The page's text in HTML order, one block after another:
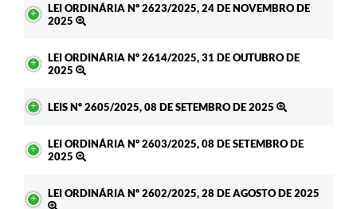
LEI ORDINÁRIA Nº 2623/2025, 24 DE NOVEMBRO DE
2025
LEI ORDINÁRIA Nº 2614/2025, 31 DE OUTUBRO DE
2025
LEIS Nº 2605/2025, 08 DE SETEMBRO DE 2025
LEI ORDINÁRIA Nº 2603/2025, 08 DE SETEMBRO DE
2025
LEI ORDINÁRIA Nº 2602/2025, 28 DE AGOSTO DE 2025